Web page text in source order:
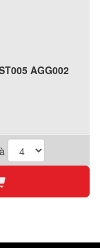
AGG002